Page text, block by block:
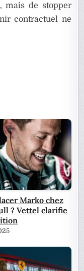
mais de stopper
contractuel ne
Marko chez
? Vettel clarifie